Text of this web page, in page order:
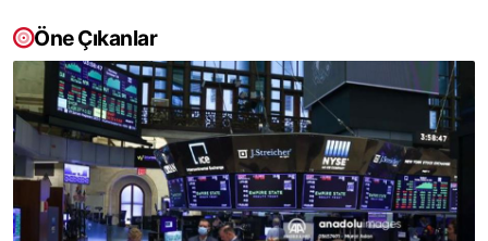
Öne Çıkanlar